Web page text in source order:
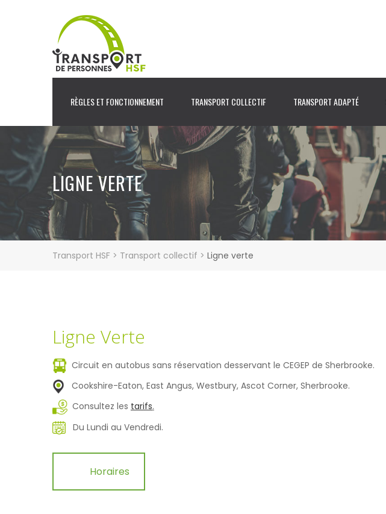
RÈGLES ET FONCTIONNEMENT TRANSPORT COLLECTIF TRANSPORT ADAPTÉ
LIGNE VERTE
Transport HSF > Transport collectif > Ligne verte
Ligne Verte
Circuit en autobus sans réservation desservant le CEGEP de Sherbrooke.
Cookshire-Eaton, East Angus, Westbury, Ascot Corner, Sherbrooke.
Consultez les tarifs.
Du Lundi au Vendredi.
Horaires